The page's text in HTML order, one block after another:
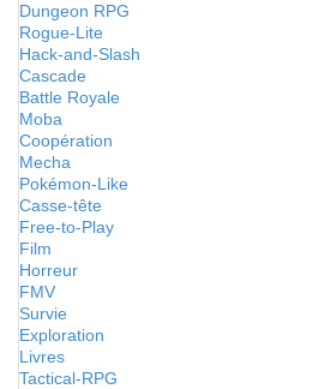
Dungeon RPG
Rogue-Lite
Hack-and-Slash
Cascade
Battle Royale
Moba
Coopération
Mecha
Pokémon-Like
Casse-tête
Free-to-Play
Film
Horreur
FMV
Survie
Exploration
Livres
Tactical-RPG